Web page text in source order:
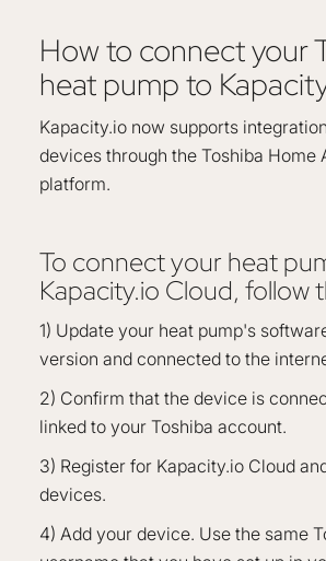
How to connect your
heat pump to
Kapacity.io now supports
devices through the Toshiba Home
platform.
To connect your heat
Kapacity.io Cloud, follow
1) Update your heat pump's
version and connected to the
2) Confirm that the device is
linked to your Toshiba account.
3) Register for Kapacity.io Cloud
devices.
4) Add your device. Use the same